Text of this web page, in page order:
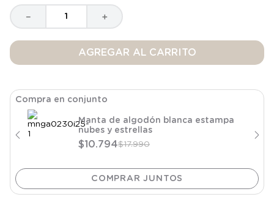
＋
－
AGREGAR AL CARRITO
Compra en conjunto
Manta de algodón blanca estampa
nubes y estrellas
$10.794$17.990